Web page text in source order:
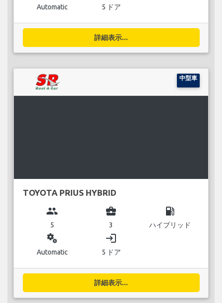
Automatic 5 ドア
詳細表示...
中型車
TOYOTA PRIUS HYBRID
group
5
business_center
3
local_gas_station
ハイブリッド
miscellaneous_services
Automatic
login
5 ドア
詳細表示...